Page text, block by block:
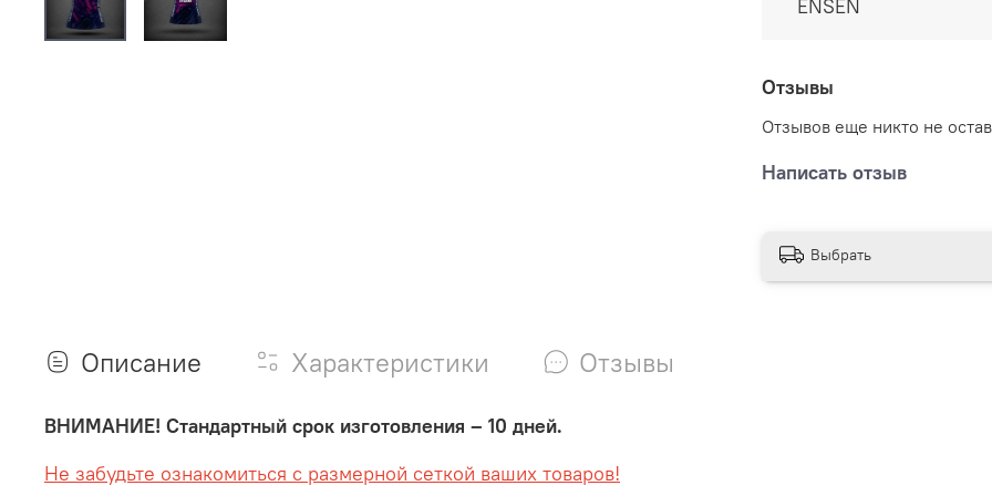
международным
отводит влагу и сохнет,
ENSEN
Отзывы
Отзывов еще никто не
Написать отзыв
Выбрать
Описание Характеристики Отзывы
ВНИМАНИЕ! Стандартный срок изготовления – 10 дней.
Не забудьте ознакомиться с размерной сеткой ваших товаров!